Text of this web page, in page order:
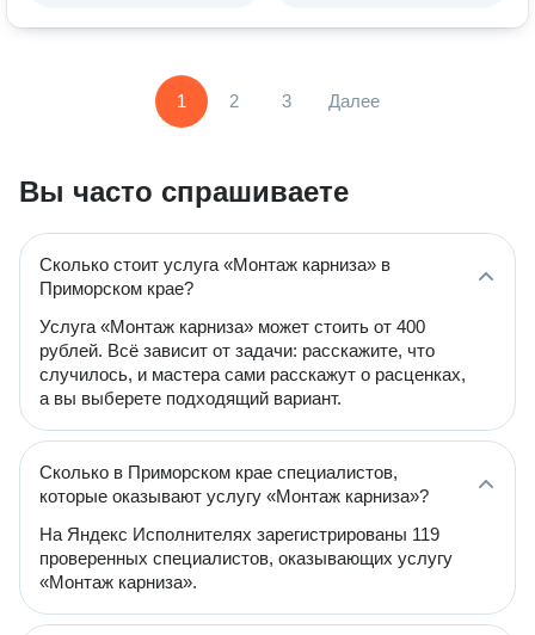
1 2 3 Далее
Вы часто спрашиваете
Сколько стоит услуга «Монтаж карниза» в
Приморском крае?
Услуга «Монтаж карниза» может стоить от 400
рублей. Всё зависит от задачи: расскажите, что
случилось, и мастера сами расскажут о расценках,
а вы выберете подходящий вариант.
Сколько в Приморском крае специалистов,
которые оказывают услугу «Монтаж карниза»?
На Яндекс Исполнителях зарегистрированы 119
проверенных специалистов, оказывающих услугу
«Монтаж карниза».